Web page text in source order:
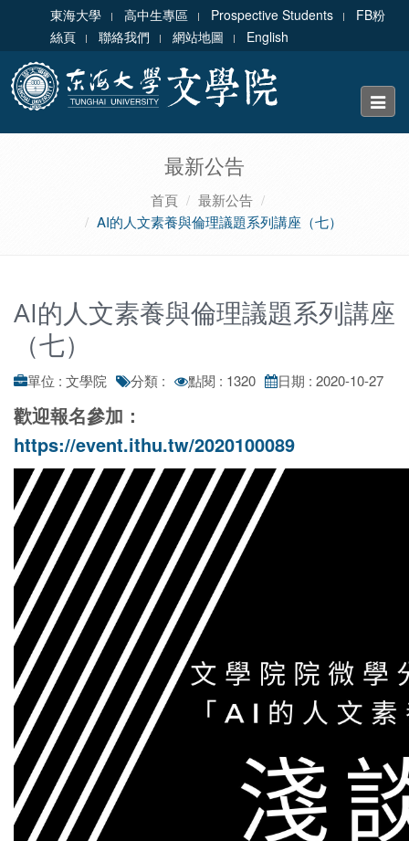
東海大學 高中生專區 Prospective Students
FB粉
絲頁
聯絡我們 網站地圖 English
Toggle
最新公告
首頁
最新公告
AI的人文素養與倫理議題系列講座（七）
AI的人文素養與倫理議題系列講座
（七）
單位 : 文學院 分類 : 點閱 : 1320 日期 : 2020-10-27
歡迎報名參加：
https://event.ithu.tw/2020100089